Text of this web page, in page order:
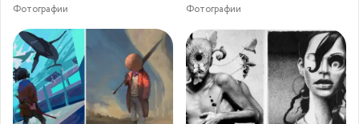
Фотографии Фотографии